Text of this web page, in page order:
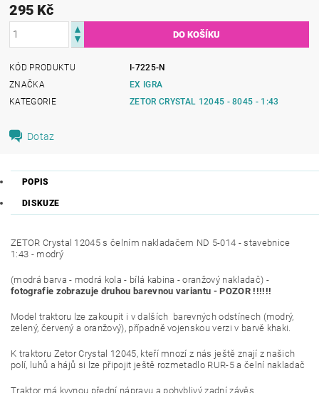
295 Kč
KÓD PRODUKTU
I-7225-N
ZNAČKA
EX IGRA
KATEGORIE
ZETOR CRYSTAL 12045 - 8045 - 1:43
Dotaz
POPIS
DISKUZE
ZETOR Crystal 12045 s čelním nakladačem ND 5-014 - stavebnice
1:43 - modrý
(modrá barva - modrá kola - bílá kabina - oranžový nakladač) -
fotografie zobrazuje druhou barevnou variantu - POZOR !!!!!!
Model traktoru lze zakoupit i v dalších barevných odstínech (modrý,
zelený, červený a oranžový), případně vojenskou verzi v barvě khaki.
K traktoru Zetor Crystal 12045, kteří mnozí z nás ještě znají z našich
polí, luhů a hájů si lze připojit ještě rozmetadlo RUR-5 a čelní nakladač
Traktor má kyvnou přední nápravu a pohyblivý zadní závěs.